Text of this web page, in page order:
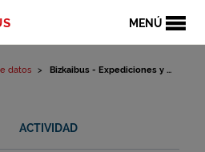
MENÚ
datos Bizkaibus - Expediciones y ...
ACTIVIDAD